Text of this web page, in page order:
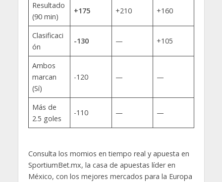
Resultado
(90 min)
+175 +210 +160
Clasificaci
ón
-130 — +105
Ambos
marcan
(Sí)
-120 — —
Más de
2.5 goles
-110 — —
Consulta los momios en tiempo real y apuesta en
SportiumBet.mx, la casa de apuestas líder en
México, con los mejores mercados para la Europa